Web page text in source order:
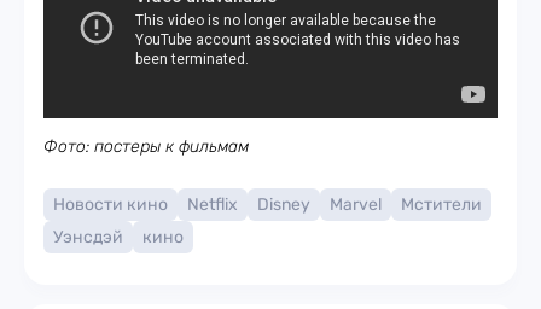
Фото: постеры к фильмам
Новости кино Netflix Disney Marvel
Мстители
Уэнсдэй
кино